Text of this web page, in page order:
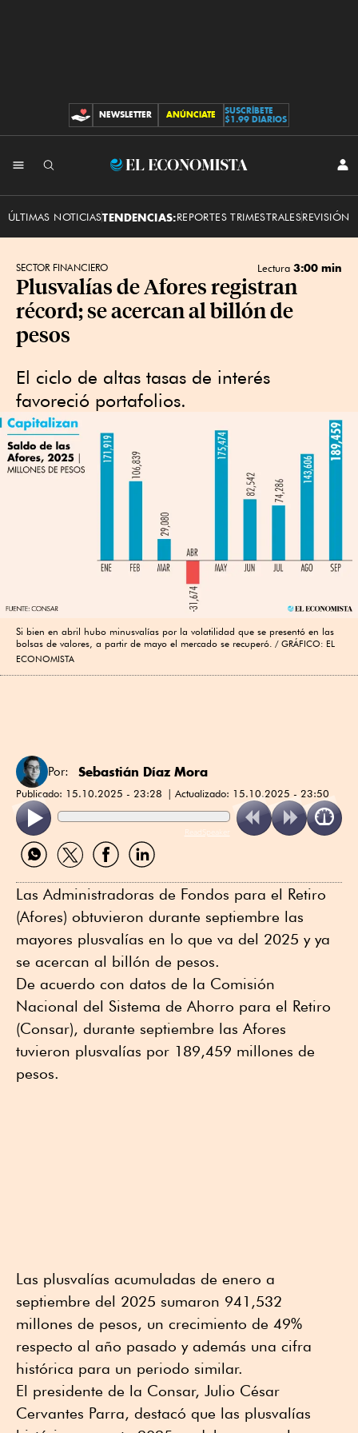
CONTRIBUCIONES
NEWSLETTER ANÚNCIATE
SUSCRÍBETE
$1.99 DIARIOS
El
ÚLTIMAS NOTICIASTENDENCIAS:REPORTES TRIMESTRALESREVISIÓN
SECTOR FINANCIERO Lectura 3:00 min
Plusvalías de Afores registran
récord; se acercan al billón de
pesos
El ciclo de altas tasas de interés
favoreció portafolios.
Si bien en abril hubo minusvalías por la volatilidad que se presentó en las
bolsas de valores, a partir de mayo el mercado se recuperó.
GRÁFICO: EL
ECONOMISTA
Por: Sebastián Díaz Mora
Publicado: 15.10.2025 - 23:28 Actualizado: 15.10.2025 - 23:50
ReadSpeaker
Compartir
por
Compartir
por
Compartir
por
Compartir
por
Las Administradoras de Fondos para el Retiro
(Afores) obtuvieron durante septiembre las
mayores plusvalías en lo que va del 2025 y ya
se acercan al billón de pesos.
De acuerdo con datos de la Comisión
Nacional del Sistema de Ahorro para el Retiro
(Consar), durante septiembre las Afores
tuvieron plusvalías por 189,459 millones de
pesos.
Las plusvalías acumuladas de enero a
septiembre del 2025 sumaron 941,532
millones de pesos, un crecimiento de 49%
respecto al año pasado y además una cifra
histórica para un periodo similar.
El presidente de la Consar, Julio César
Cervantes Parra, destacó que las plusvalías